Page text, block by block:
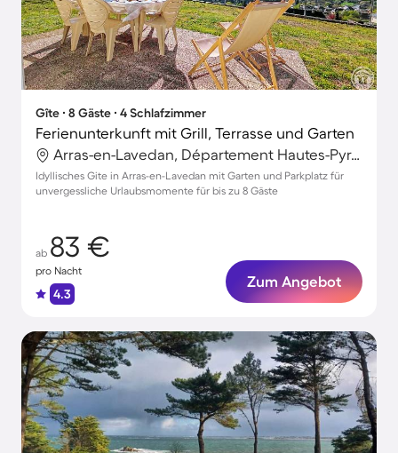
Gîte ∙ 8 Gäste ∙ 4 Schlafzimmer
Ferienunterkunft mit Grill, Terrasse und Garten
Arras-en-Lavedan, Département Hautes-Pyrénées, Frankreich
Idyllisches Gite in Arras-en-Lavedan mit Garten und Parkplatz für
unvergessliche Urlaubsmomente für bis zu 8 Gäste
ab 83 €
pro Nacht
4.3
Zum Angebot